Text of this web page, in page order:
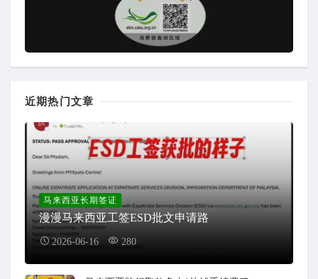
近期热门文章
马来西亚长期签证
漫漫马来西亚工签ESD批文申请路
2026-06-16 280